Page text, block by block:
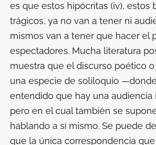
es que estos hipócritas (iv), estos
trágicos, ya no van a tener ni
mismos van a tener que hacer el
espectadores. Mucha literatura
muestra que el discurso poético
una especie de soliloquio
entendido que hay una
pero en el cual también se
hablando a sí mismo. Se puede
que la única correspondencia